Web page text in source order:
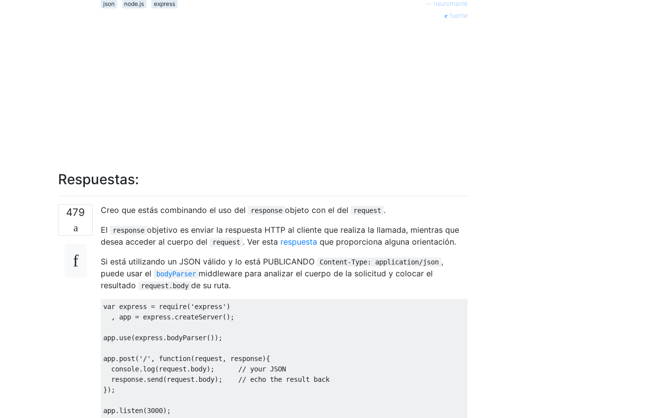
json node.js express
neuromante
fuente
Respuestas:
479 Creo que estás combinando el uso del response objeto con el del request .
El
response objetivo es enviar la respuesta HTTP al cliente que realiza la llamada, mientras que
desea acceder al cuerpo del
request . Ver esta respuesta que proporciona alguna orientación.
Si está utilizando un JSON válido y lo está PUBLICANDO
Content-Type: application/json ,
puede usar el
bodyParser middleware para analizar el cuerpo de la solicitud y colocar el
resultado
request.body de su ruta.
var express = require( 'express' )
,
app = express . createServer();
app. use(express . bodyParser());
app. post ( '/' , function( request , response){
  console
. log( request . body);
// your JSON
  response
. send( request . body);
// echo the result back
});
app. listen(3000);